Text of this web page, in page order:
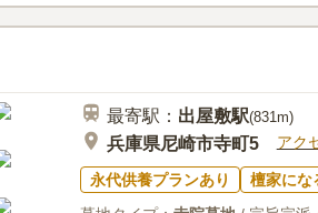
最寄駅： 出屋敷駅(831m)
兵庫県尼崎市寺町5 アク
永代供養プランあり 檀家にな